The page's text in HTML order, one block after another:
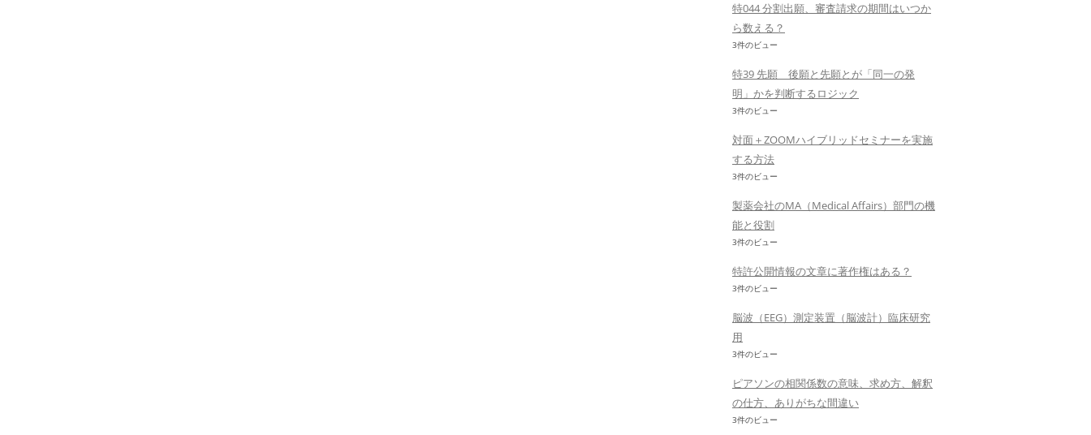
特044 分割出願、審査請求の期間はいつか
ら数える？
3件のビュー
特39 先願 後願と先願とが「同一の発
明」かを判断するロジック
3件のビュー
対面＋ZOOMハイブリッドセミナーを実施
する方法
3件のビュー
製薬会社のMA（Medical Affairs）部門の機
能と役割
3件のビュー
特許公開情報の文章に著作権はある？
3件のビュー
脳波（EEG）測定装置（脳波計）臨床研究
用
3件のビュー
ピアソンの相関係数の意味、求め方、解釈
の仕方、ありがちな間違い
3件のビュー